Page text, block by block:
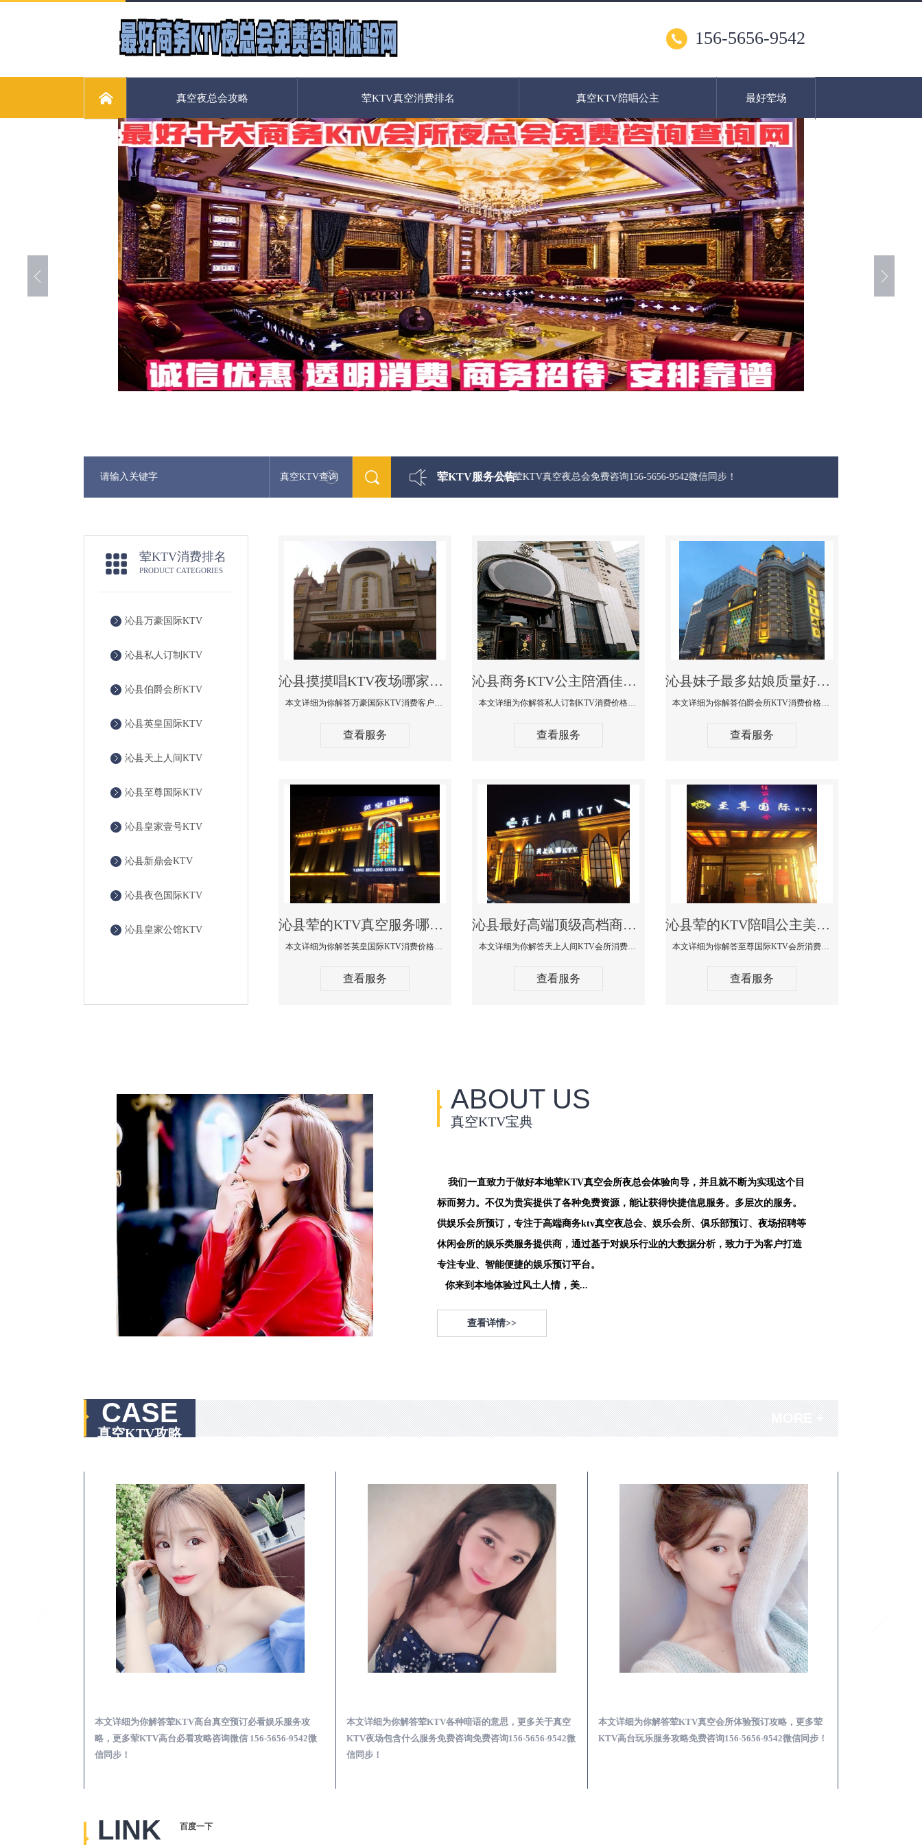
156-5656-9542
真空夜总会攻略 荤KTV真空消费排名 真空KTV陪唱公主 最好荤场
真空KTV查询 荤KTV服务公告
最新荤KTV真空夜总会免费咨询156-5656-9542微信同步！
荤KTV消费排名
PRODUCT CATEGORIES
沁县万豪国际KTV
沁县私人订制KTV
沁县伯爵会所KTV
沁县英皇国际KTV
沁县天上人间KTV
沁县至尊国际KTV
沁县皇家壹号KTV
沁县新鼎会KTV
沁县夜色国际KTV
沁县皇家公馆KTV
沁县摸摸唱KTV夜场哪家好玩开放-万豪国际KTV消费客户点评
本文详细为你解答万豪国际KTV消费客户点评，更多关于摸摸唱KTV夜场哪家好玩开放咨询156-5656-9542微信同步！
查看服务
沁县商务KTV公主陪酒佳丽漂亮哪家多-私人订制KTV消费价格口碑点评
本文详细为你解答私人订制KTV消费价格口碑点评，更多关于商务KTV公主陪酒佳丽漂亮哪家多免费咨询156-5656-9542微信同步！
查看服务
沁县妹子最多姑娘质量好的真空夜总会KTV-伯爵会所KTV消费点评
本文详细为你解答伯爵会所KTV消费价格点评，更多关于妹子最多姑娘质量好的真空夜总会KTV免费咨询156-5656-9542微信同步！
查看服务
沁县荤的KTV真空服务哪家好-英皇国际KTV消费价格口碑点评
本文详细为你解答英皇国际KTV消费价格点评，更多关于荤的KTV真空服务哪家好免费咨询156-5656-9542微信同步！
查看服务
沁县最好高端顶级高档商务KTV夜总会-天上人间KTV消费点评
本文详细为你解答天上人间KTV会所消费价格点评，更多关于最好高端顶级高档商务KTV夜总会免费咨询156-5656-9542微信同步！
查看服务
沁县荤的KTV陪唱公主美女哪家最多-至尊国际KTV会所消费价格
本文详细为你解答至尊国际KTV会所消费价格点评，更多关于荤的KTV陪唱公主美女哪家最多免费咨询156-5656-9542微信同步！
查看服务
ABOUT US
真空KTV宝典
我们一直致力于做好本地荤KTV真空会所夜总会体验向导，并且就不断为实现这个目
标而努力。不仅为贵宾提供了各种免费资源，能让获得快捷信息服务。多层次的服务。
供娱乐会所预订，专注于高端商务ktv真空夜总会、娱乐会所、俱乐部预订、夜场招聘等
休闲会所的娱乐类服务提供商，通过基于对娱乐行业的大数据分析，致力于为客户打造
专注专业、智能便捷的娱乐预订平台。
你来到本地体验过风土人情，美...
查看详情>>
CASE
真空KTV攻略
本文详细为你解答荤KTV高台真空预订必看娱乐服务攻
略，更多荤KTV高台必看攻略咨询微信 156-5656-9542微
信同步！
本文详细为你解答荤KTV各种暗语的意思，更多关于真空
KTV夜场包含什么服务免费咨询免费咨询156-5656-9542微
信同步！
本文详细为你解答荤KTV真空会所体验预订攻略，更多荤
KTV高台玩乐服务攻略免费咨询156-5656-9542微信同步！
LINK 百度一下